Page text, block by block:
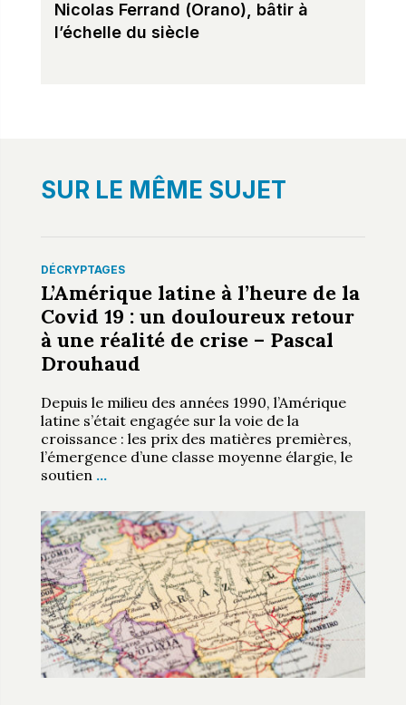
Nicolas Ferrand (Orano), bâtir à
l’échelle du siècle
SUR LE MÊME SUJET
DÉCRYPTAGES
L’Amérique latine à l’heure de la
Covid 19 : un douloureux retour
à une réalité de crise – Pascal
Drouhaud
Depuis le milieu des années 1990, l’Amérique
latine s’était engagée sur la voie de la
croissance : les prix des matières premières,
l’émergence d’une classe moyenne élargie, le
soutien …